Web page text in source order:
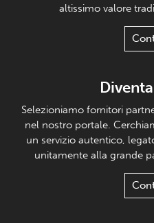
altissimo valore
Selezioniamo fornitori
nel nostro portale.
un servizio autentico,
unitamente alla grande